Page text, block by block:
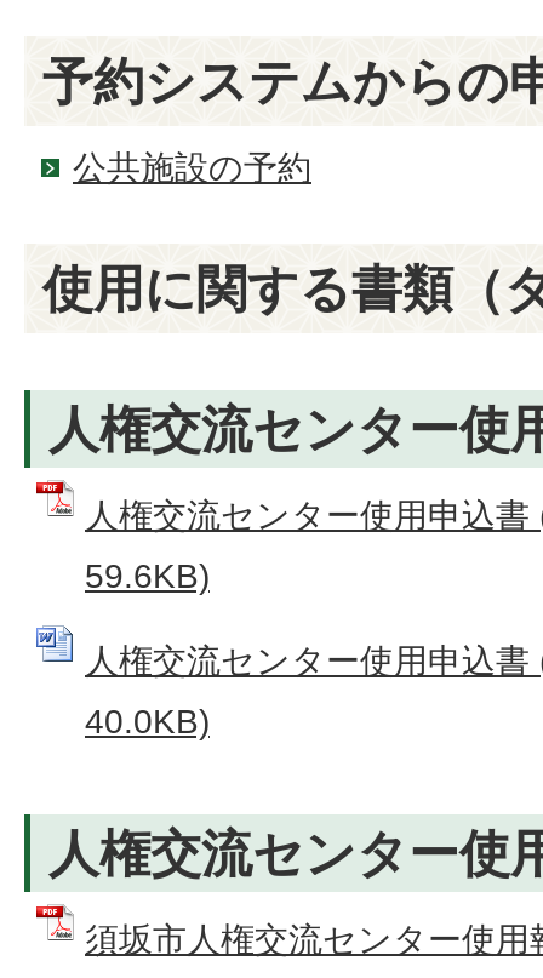
予約システムからの
公共施設の予約
使用に関する書類（
人権交流センター使
人権交流センター使用申込
59.6KB)
人権交流センター使用申込
40.0KB)
人権交流センター使
須坂市人権交流センター使